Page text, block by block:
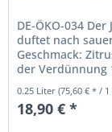
DE-ÖKO-034
duftet nach
Geschmack:
der Verdünnung
von Sekt und
0.25 Liter(75,60 € * /
18,90 € *